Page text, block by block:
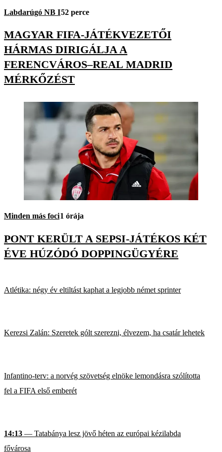
Labdarúgó NB I52 perce
MAGYAR FIFA-JÁTÉKVEZETŐI
HÁRMAS DIRIGÁLJA A
FERENCVÁROS–REAL MADRID
MÉRKŐZÉST
Minden más foci1 órája
PONT KERÜLT A SEPSI-JÁTÉKOS KÉT
ÉVE HÚZÓDÓ DOPPINGÜGYÉRE
Atlétika: négy év eltiltást kaphat a legjobb német sprinter
Kerezsi Zalán: Szeretek gólt szerezni, élvezem, ha csatár lehetek
Infantino-terv: a norvég szövetség elnöke lemondásra szólította
fel a FIFA első emberét
14:13 — Tatabánya lesz jövő héten az európai kézilabda
fővárosa